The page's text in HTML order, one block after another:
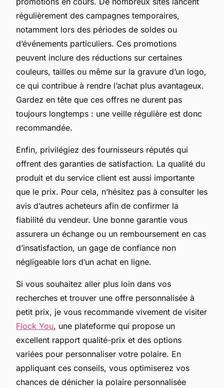
régulièrement des campagnes temporaires,
notamment lors des périodes de soldes ou
d’événements particuliers. Ces promotions
peuvent inclure des réductions sur certaines
couleurs, tailles ou même sur la gravure d’un logo,
ce qui contribue à rendre l’achat plus avantageux.
Gardez en tête que ces offres ne durent pas
toujours longtemps : une veille régulière est donc
recommandée.
Enfin, privilégiez des fournisseurs réputés qui
offrent des garanties de satisfaction. La qualité du
produit et du service client est aussi importante
que le prix. Pour cela, n’hésitez pas à consulter les
avis d’autres acheteurs afin de confirmer la
fiabilité du vendeur. Une bonne garantie vous
assurera un échange ou un remboursement en cas
d’insatisfaction, un gage de confiance non
négligeable lors d’un achat en ligne.
Si vous souhaitez aller plus loin dans vos
recherches et trouver une offre personnalisée à
petit prix, je vous recommande vivement de visiter
Flock You, une plateforme qui propose un
excellent rapport qualité-prix et des options
variées pour personnaliser votre polaire. En
appliquant ces conseils, vous optimiserez vos
chances de dénicher la polaire personnalisée